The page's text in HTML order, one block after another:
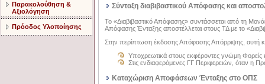
Παρακολούθηση &
Αξιολόγηση
Πρόοδος Υλοποίησης
Σύνταξη διαβιβαστικού Απόφασης και
Το «Διαβιβαστικό Απόφασης» συντάσσεται από τη
Απόφασης Ένταξης αποστέλλεται στους ΤΔμε το
Στην περίπτωση έκδοσης Απόφασης Απόρριψης, αυτή
Υποχρεωτικά στους εκφέροντες γνώμη Φορείς
Στις ενδιαφερόμενες ΓΓ Περιφερειών, όταν η
Καταχώριση Αποφάσεων Ένταξης στο ΟΠΣ